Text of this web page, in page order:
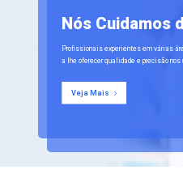
Nós Cuidamos
Profissionais experientes em várias
a lhe oferecer qualidade e precisão nos
Veja Mais